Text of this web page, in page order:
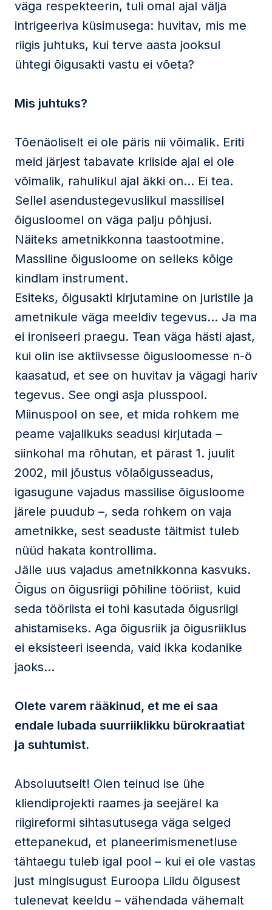
väga respekteerin, tuli omal ajal välja
intrigeeriva küsimusega: huvitav, mis me
riigis juhtuks, kui terve aasta jooksul
ühtegi õigusakti vastu ei võeta?
Mis juhtuks?
Tõenäoliselt ei ole päris nii võimalik. Eriti
meid järjest tabavate kriiside ajal ei ole
võimalik, rahulikul ajal äkki on… Ei tea.
Sellel asendustegevuslikul massilisel
õigusloomel on väga palju põhjusi.
Näiteks ametnikkonna taastootmine.
Massiline õigusloome on selleks kõige
kindlam instrument.
Esiteks, õigusakti kirjutamine on juristile ja
ametnikule väga meeldiv tegevus… Ja ma
ei ironiseeri praegu. Tean väga hästi ajast,
kui olin ise aktiivsesse õigusloomesse n-ö
kaasatud, et see on huvitav ja vägagi hariv
tegevus. See ongi asja plusspool.
Miinuspool on see, et mida rohkem me
peame vajalikuks seadusi kirjutada –
siinkohal ma rõhutan, et pärast 1. juulit
2002, mil jõustus võlaõigusseadus,
igasugune vajadus massilise õigusloome
järele puudub –, seda rohkem on vaja
ametnikke, sest seaduste täitmist tuleb
nüüd hakata kontrollima.
Jälle uus vajadus ametnikkonna kasvuks.
Õigus on õigusriigi põhiline tööriist, kuid
seda tööriista ei tohi kasutada õigusriigi
ahistamiseks. Aga õigusriik ja õigusriiklus
ei eksisteeri iseenda, vaid ikka kodanike
jaoks…
Olete varem rääkinud, et me ei saa
endale lubada suurriiklikku bürokraatiat
ja suhtumist.
Absoluutselt! Olen teinud ise ühe
kliendiprojekti raames ja seejärel ka
riigireformi sihtasutusega väga selged
ettepanekud, et planeerimismenetluse
tähtaegu tuleb igal pool – kui ei ole vastas
just mingisugust Euroopa Liidu õigusest
tulenevat keeldu – vähendada vähemalt